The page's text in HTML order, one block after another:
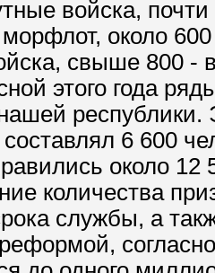
войска,
морфлот, около
свыше 800
этого года
республики.
6 600
около 12
количества
службы, а